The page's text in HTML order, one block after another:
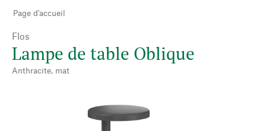
Page d'accueil
Flos
Lampe de table Oblique
Anthracite, mat